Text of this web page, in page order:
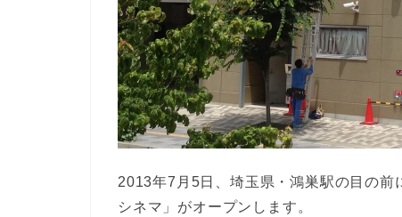
2013年7月5日、埼玉県・鴻巣駅の目の前
シネマ」がオープンします。